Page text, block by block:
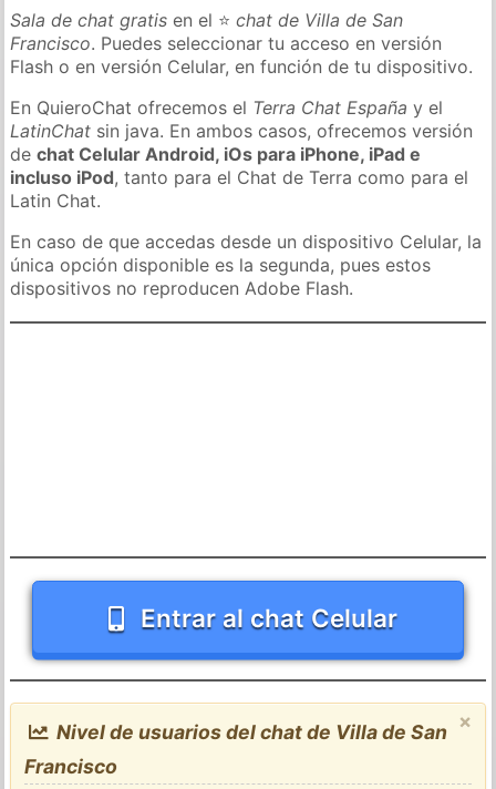
Sala de chat gratis en el ⭐chat de Villa de San
Francisco. Puedes seleccionar tu acceso en versión
Flash o en versión Celular, en función de tu dispositivo.
En QuieroChat ofrecemos el Terra Chat España y el
LatinChat sin java. En ambos casos, ofrecemos versión
dechat Celular Android, iOs para iPhone, iPad e
incluso iPod, tanto para el Chat de Terra como para el
Latin Chat.
En caso de que accedas desde un dispositivo Celular, la
única opción disponible es la segunda, pues estos
dispositivos no reproducen Adobe Flash.
Entrar al chat Celular
×
Nivel de usuarios del chat de Villa de San
Francisco